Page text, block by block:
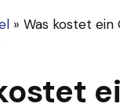
» Was kostet